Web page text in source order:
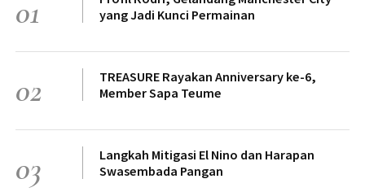
01
yang Jadi Kunci Permainan
02
TREASURE Rayakan Anniversary ke-6,
Member Sapa Teume
03
Langkah Mitigasi El Nino dan Harapan
Swasembada Pangan